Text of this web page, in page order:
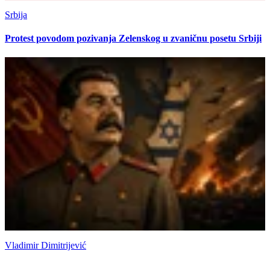
Srbija
Protest povodom pozivanja Zelenskog u zvaničnu posetu Srbiji
Vladimir Dimitrijević